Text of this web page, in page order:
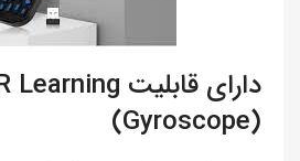
(Gyroscope)